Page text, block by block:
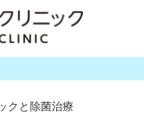
クと除菌治療